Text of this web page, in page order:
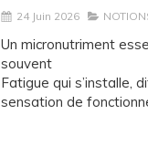
24 Juin 2026
Un micronutriment
souvent
Fatigue qui s’installe,
sensation de